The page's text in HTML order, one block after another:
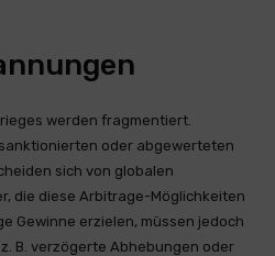
werden fragmentiert.
oder abgewerteten
sich von globalen
die diese Arbitrage-Möglichkeiten
Gewinne erzielen, müssen jedoch
B. verzögerte Abhebungen oder